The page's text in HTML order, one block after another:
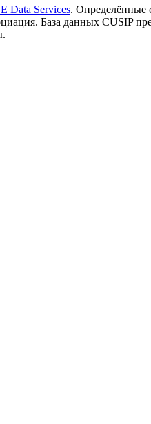
Data Services. Определённые
База данных CUSIP